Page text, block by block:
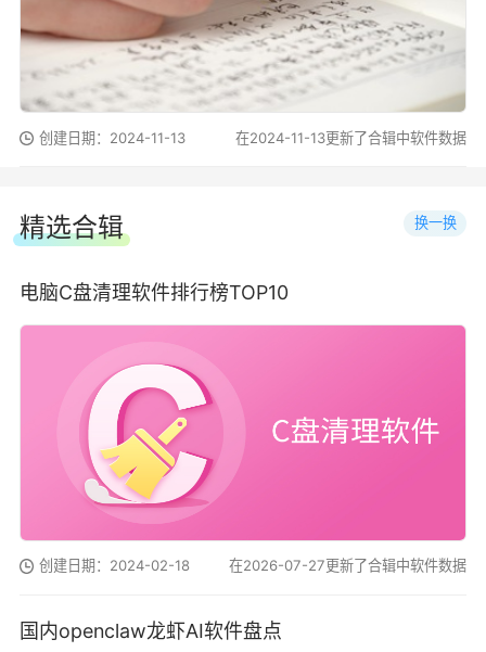
创建日期：2024-11-13 在2024-11-13更新了合辑中软件数据
精选合辑 换一换
电脑C盘清理软件排行榜TOP10
创建日期：2024-02-18 在2026-07-27更新了合辑中软件数据
国内openclaw龙虾AI软件盘点